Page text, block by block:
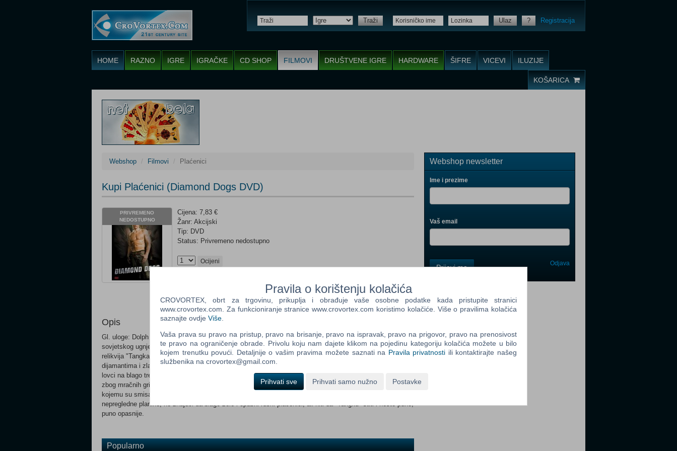
Traži Ulaz ? Registracija
HOME RAZNO IGRE IGRAČKE CD SHOP FILMOVI DRUŠTVENE IGRE HARDWARE ŠIFRE VICEVI ILUZIJE
KOŠARICA
Webshop Filmovi Plaćenici
Kupi Plaćenici (Diamond Dogs DVD)
PRIVREMENO
NEDOSTUPNO
Cijena: 7,83 €
Žanr: Akcijski
Tip: DVD
Status: Privremeno nedostupno
Ocijeni
Prijavi me
Opis
Gl. uloge: Dolph Lundgren, William Shriver, Gregory Maclsaac Redatelj: Shimon Dotan Za vrijeme
sovjetskog ugnjetavanja kineskih vjernika 30-tih godina prošlog stoljeća, 50 milijuna $ vrijedna budistička
relikvija "Tangka" je iznesena iz Kine i skrivena negdje u planinama Mongolije. "Tangka" je prekriven
dijamantima i zlatom, ali za lokalno stanovništvo je neprocjenjiva njegova duhovna vrijednost. Američki
lovci na blago trebaju vodiča i zaštitu, a najbolji čovjek za to je Xander Ronson., bivši specijalac koji se
zbog mračnih grijeha iz vojne prošlosti skriva u Mongoliji zarađujući za život borbama bez rukavica, čovjek
kojemu su smisao života alkohol, žene i pustolovine. Američka ekspedicija kreće tragom blaga u
nepregledne planine, ne znajući da blago žele i opasni ruski plaćenici, ali niti da "Tangku" štiti i nešto puno,
puno opasnije.
Popularno
Webshop newsletter
Ime i prezime
Vaš email
Field
Two
Prijavi me Odjava
Pravila o korištenju kolačića
CROVORTEX, obrt za trgovinu, prikuplja i obrađuje vaše osobne podatke kada pristupite stranici
www.crovortex.com. Za funkcioniranje stranice www.crovortex.com koristimo kolačiće. Više o pravilima kolačića
saznajte ovdje Više
Vaša prava su pravo na pristup, pravo na brisanje, pravo na ispravak, pravo na prigovor, pravo na prenosivost
te pravo na ograničenje obrade. Privolu koju nam dajete klikom na pojedinu kategoriju kolačića možete u bilo
kojem trenutku povući. Detaljnije o vašim pravima možete saznati na Pravila privatnosti ili kontaktirajte našeg
službenika na crovortex@gmail.com.
Prihvati sve Prihvati samo nužno Postavke